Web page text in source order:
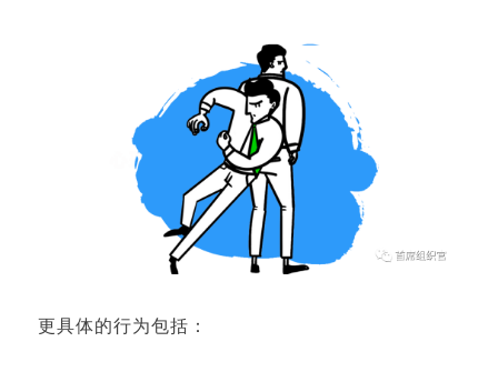
更具体的行为包括：